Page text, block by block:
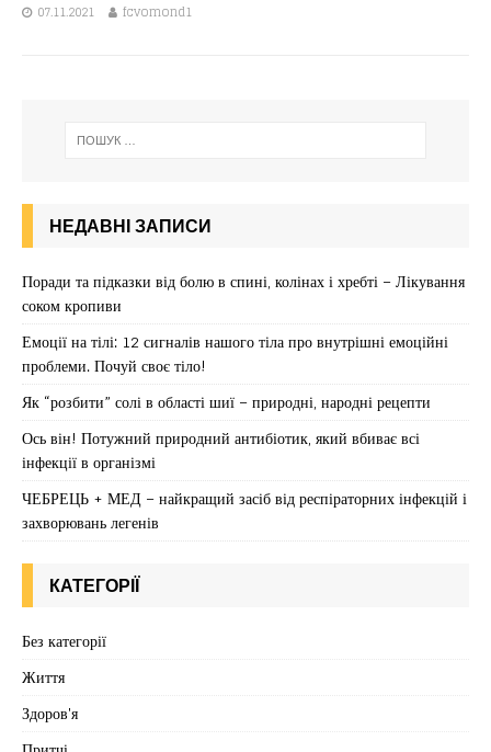
07.11.2021 fcvomond1
НЕДАВНІ ЗАПИСИ
Поради та підказки від болю в спині, колінах і хребті – Лікування
соком кропиви
Емоції на тілі: 12 сигналів нашого тіла про внутрішні емоційні
проблеми. Почуй своє тіло!
Як “розбити” солі в області шиї – природні, народні рецепти
Ось він! Потужний природний антибіотик, який вбиває всі
інфекції в організмі
ЧЕБРЕЦЬ + МЕД – найкращий засіб від респіраторних інфекцій і
захворювань легенів
КАТЕГОРІЇ
Без категорії
Життя
Здоров'я